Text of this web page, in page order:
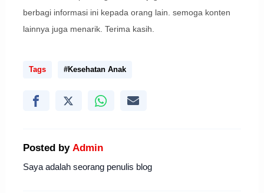
berbagi informasi ini kepada orang lain. semoga konten
lainnya juga menarik. Terima kasih.
Tags #Kesehatan Anak
Posted by Admin
Saya adalah seorang penulis blog